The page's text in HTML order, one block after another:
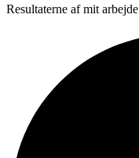
Resultaterne af mit arbejde